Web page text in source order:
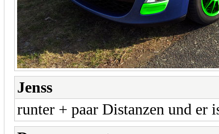
Jenss
runter + paar Distanzen und er